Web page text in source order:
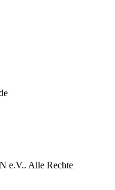
e.V.. Alle Rechte